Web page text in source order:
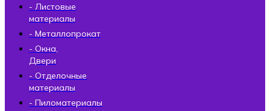
- Листовые
материалы
- Металлопрокат
- Окна,
Двери
- Отделочные
материалы
- Пиломатериалы